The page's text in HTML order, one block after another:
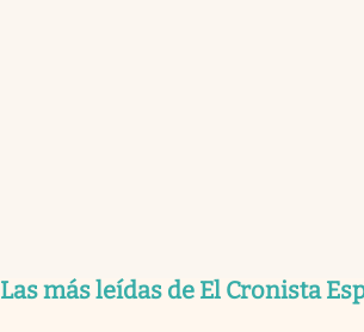
Las más leídas de El Cronista